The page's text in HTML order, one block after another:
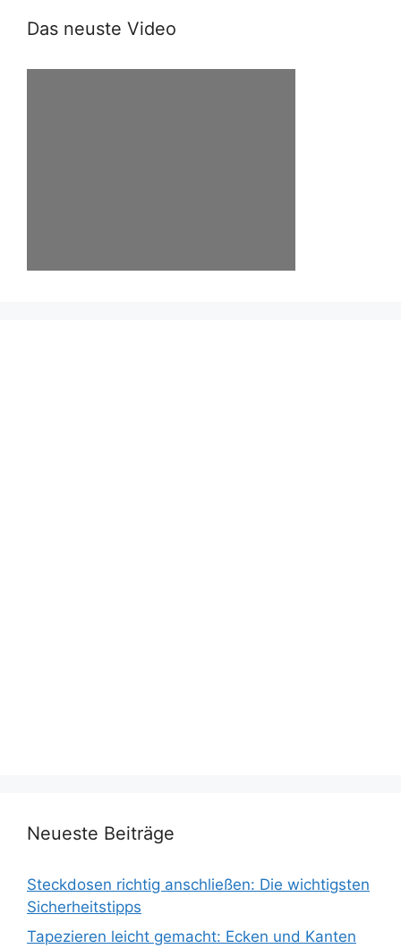
Das neuste Video
Neueste Beiträge
Steckdosen richtig anschließen: Die wichtigsten
Sicherheitstipps
Tapezieren leicht gemacht: Ecken und Kanten